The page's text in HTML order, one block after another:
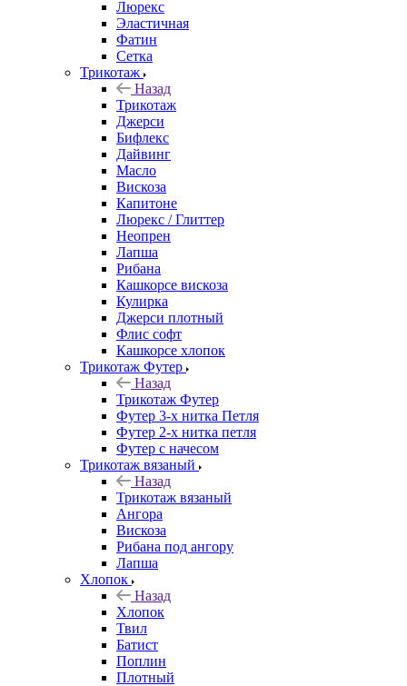
Люрекс
Эластичная
Фатин
Сетка
Трикотаж
Назад
Трикотаж
Джерси
Бифлекс
Дайвинг
Масло
Вискоза
Капитоне
Люрекс / Глиттер
Неопрен
Лапша
Рибана
Кашкорсе вискоза
Кулирка
Джерси плотный
Флис софт
Кашкорсе хлопок
Трикотаж Футер
Назад
Трикотаж Футер
Футер 3-х нитка Петля
Футер 2-х нитка петля
Футер с начесом
Трикотаж вязаный
Назад
Трикотаж вязаный
Ангора
Вискоза
Рибана под ангору
Лапша
Хлопок
Назад
Хлопок
Твил
Батист
Поплин
Плотный